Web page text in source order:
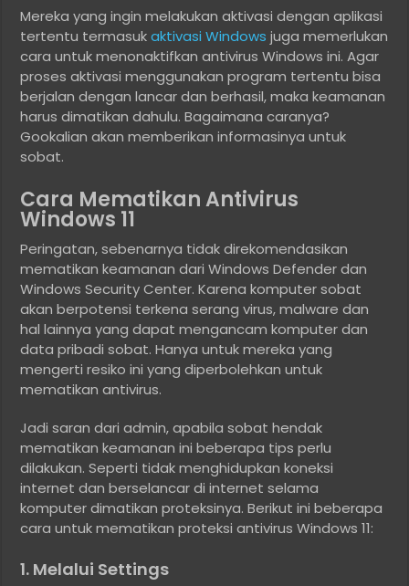
Mereka yang ingin melakukan aktivasi dengan aplikasi
tertentu termasukaktivasi Windows juga memerlukan
cara untuk menonaktifkan antivirus Windows ini. Agar
proses aktivasi menggunakan program tertentu bisa
berjalan dengan lancar dan berhasil, maka keamanan
harus dimatikan dahulu. Bagaimana caranya?
Gookalian akan memberikan informasinya untuk
sobat.
Cara Mematikan Antivirus
Windows 11
Peringatan, sebenarnya tidak direkomendasikan
mematikan keamanan dari Windows Defender dan
Windows Security Center. Karena komputer sobat
akan berpotensi terkena serang virus, malware dan
hal lainnya yang dapat mengancam komputer dan
data pribadi sobat. Hanya untuk mereka yang
mengerti resiko ini yang diperbolehkan untuk
mematikan antivirus.
Jadi saran dari admin, apabila sobat hendak
mematikan keamanan ini beberapa tips perlu
dilakukan. Seperti tidak menghidupkan koneksi
internet dan berselancar di internet selama
komputer dimatikan proteksinya. Berikut ini beberapa
cara untuk mematikan proteksi antivirus Windows 11:
1. Melalui Settings